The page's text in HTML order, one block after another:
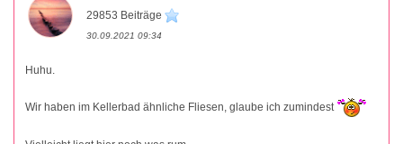
29853 Beiträge
30.09.2021 09:34
Huhu.
Wir haben im Kellerbad ähnliche Fliesen, glaube ich zumindest